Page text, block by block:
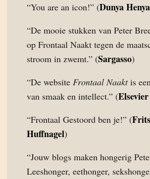
“You are an icon!” (Dunya Henya
“De mooie stukken van Peter
op Frontaal Naakt tegen de
stroom in zwemt.” (Sargasso)
“De website Frontaal Naaktis
van smaak en intellect.” (
“Frontaal Gestoord ben je!” (
Huffnagel)
“Jouw blogs maken hongerig
Leeshonger, eethonger,